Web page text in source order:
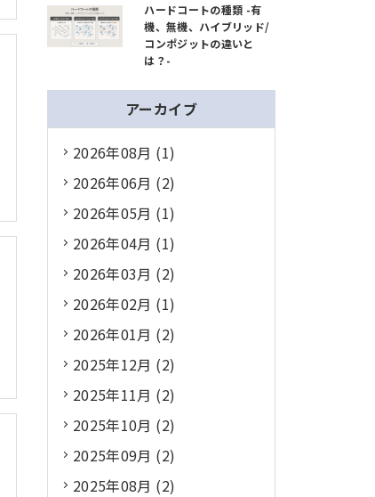
ハードコートの種類 -有
機、無機、ハイブリッド/
コンポジットの違いと
は？-
アーカイブ
2026年08月 (1)
2026年06月 (2)
2026年05月 (1)
2026年04月 (1)
2026年03月 (2)
2026年02月 (1)
2026年01月 (2)
2025年12月 (2)
2025年11月 (2)
2025年10月 (2)
2025年09月 (2)
2025年08月 (2)